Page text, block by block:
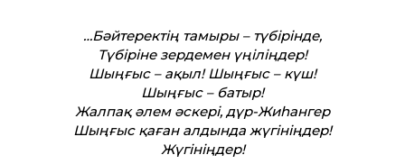
…Бәйтеректің тамыры – түбірінде,
Түбіріне зердемен үңіліңдер!
Шыңғыс – ақыл! Шыңғыс – күш!
Шыңғыс – батыр!
Жалпақ әлем әскері, дүр-Жиһангер
Шыңғыс қаған алдында жүгініңдер!
Жүгініңдер!